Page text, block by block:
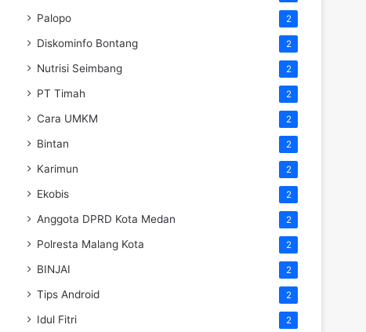
Palopo 2
Diskominfo Bontang 2
Nutrisi Seimbang 2
PT Timah 2
Cara UMKM 2
Bintan 2
Karimun 2
Ekobis 2
Anggota DPRD Kota Medan 2
Polresta Malang Kota 2
BINJAI 2
Tips Android 2
Idul Fitri 2